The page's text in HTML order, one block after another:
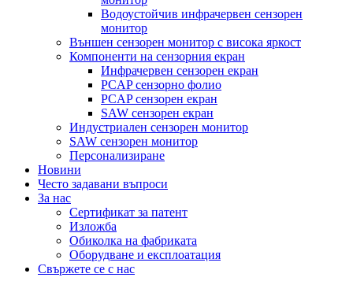
Водоустойчив инфрачервен сензорен
монитор
Външен сензорен монитор с висока яркост
Компоненти на сензорния екран
Инфрачервен сензорен екран
PCAP сензорно фолио
PCAP сензорен екран
SAW сензорен екран
Индустриален сензорен монитор
SAW сензорен монитор
Персонализиране
Новини
Често задавани въпроси
За нас
Сертификат за патент
Изложба
Обиколка на фабриката
Оборудване и експлоатация
Свържете се с нас